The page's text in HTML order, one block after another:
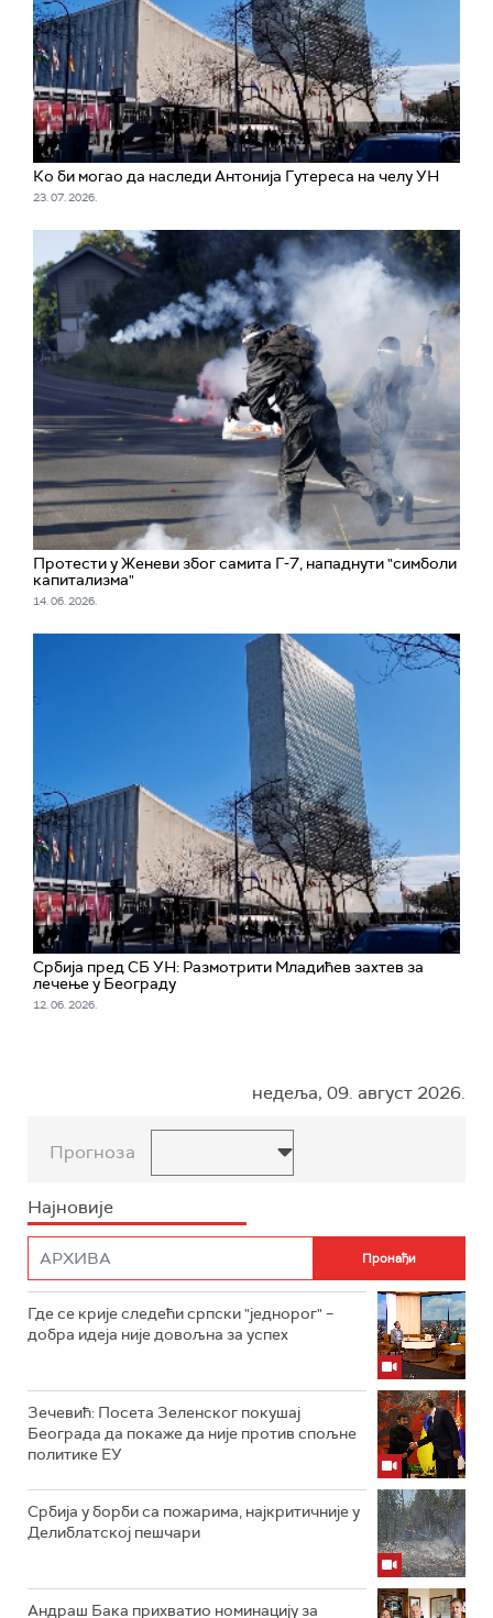
Ко би могао да наследи Антонија Гутереса на челу УН
23. 07. 2026.
Протести у Женеви због самита Г-7, нападнути "симболи
капитализма"
14. 06. 2026.
Србија пред СБ УН: Размотрити Младићев захтев за
лечење у Београду
12. 06. 2026.
недеља, 09. август 2026.
Прогноза
Најновије
Где се крије следећи српски "једнорог" –
добра идеја није довољна за успех
Зечевић: Посета Зеленског покушај
Београда да покаже да није против спољне
политике ЕУ
Србија у борби са пожарима, најкритичније у
Делиблатској пешчари
Андраш Бака прихватио номинацију за